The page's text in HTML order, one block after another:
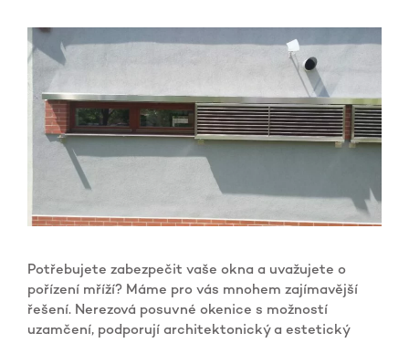
Potřebujete zabezpečit vaše okna a uvažujete o
pořízení mříží? Máme pro vás mnohem zajímavější
řešení. Nerezová posuvné okenice s možností
uzamčení, podporují architektonický a estetický